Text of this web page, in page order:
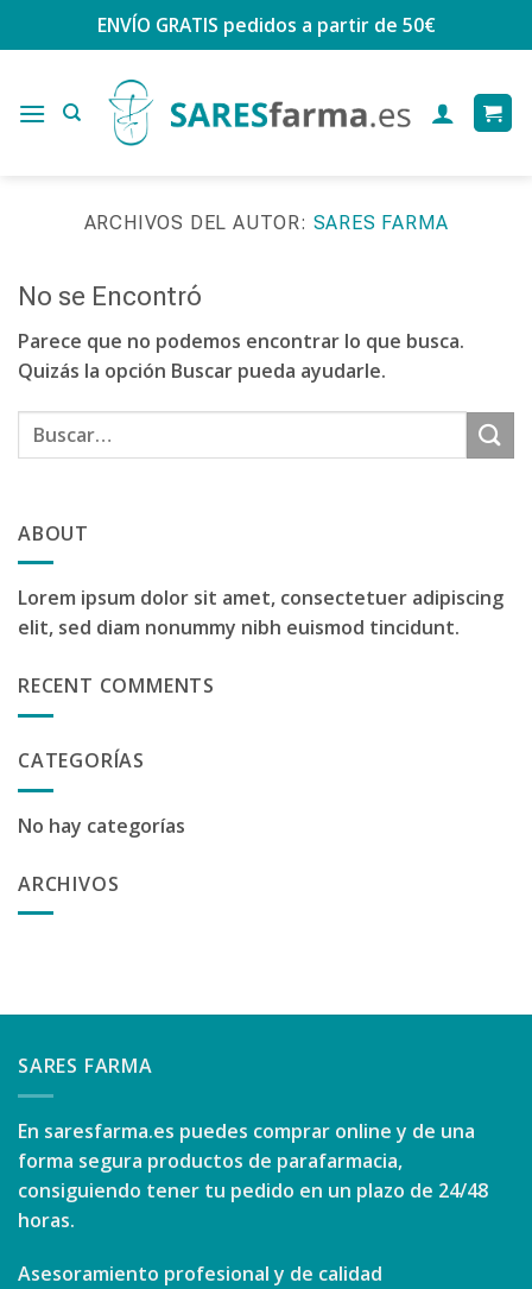
ENVÍO GRATIS pedidos a partir de 50€
ARCHIVOS DEL AUTOR: SARES FARMA
No se Encontró
Parece que no podemos encontrar lo que busca.
Quizás la opción Buscar pueda ayudarle.
ABOUT
Lorem ipsum dolor sit amet, consectetuer adipiscing
elit, sed diam nonummy nibh euismod tincidunt.
RECENT COMMENTS
CATEGORÍAS
No hay categorías
ARCHIVOS
SARES FARMA
En saresfarma.es puedes comprar online y de una
forma segura productos de parafarmacia,
consiguiendo tener tu pedido en un plazo de 24/48
horas.
Asesoramiento profesional y de calidad